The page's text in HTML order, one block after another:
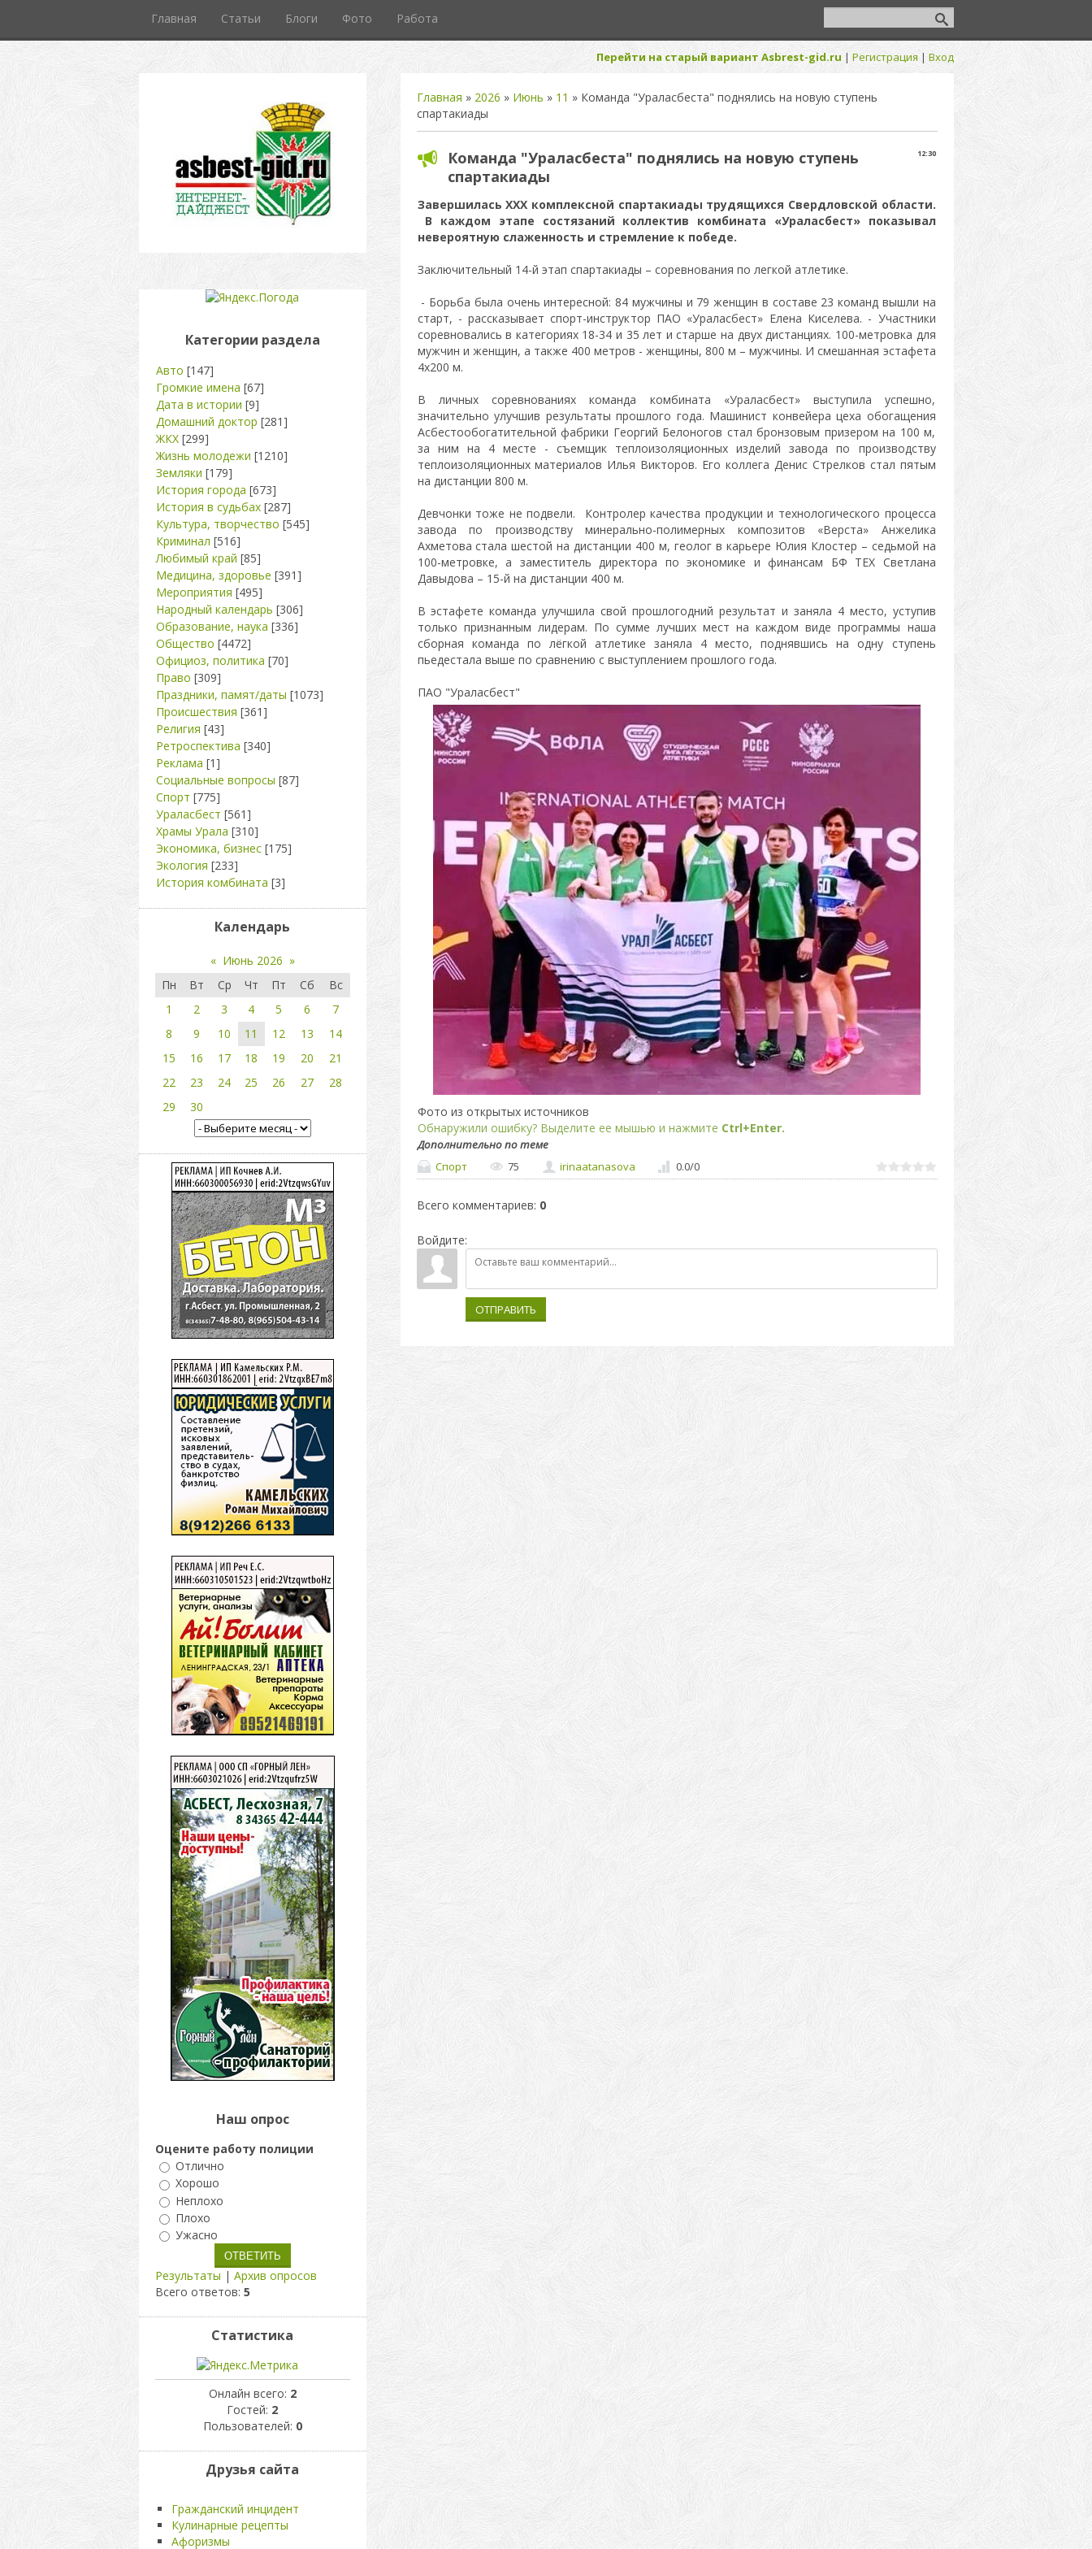
Главная Статьи Блоги Фото Работа
Перейти на старый вариант Asbrest-gid.ru | Регистрация | Вход
Главная » 2026 » Июнь » 11 » Команда "Ураласбеста" поднялись на новую ступень
спартакиады
12:30
Команда "Ураласбеста" поднялись на новую ступень
спартакиады
Завершилась ХХХ комплексной спартакиады трудящихся Свердловской области.
В каждом этапе состязаний коллектив комбината «Ураласбест» показывал
невероятную слаженность и стремление к победе.
Заключительный 14-й этап спартакиады – соревнования по легкой атлетике.
- Борьба была очень интересной: 84 мужчины и 79 женщин в составе 23 команд вышли на
старт, - рассказывает спорт-инструктор ПАО «Ураласбест» Елена Киселева. - Участники
соревновались в категориях 18-34 и 35 лет и старше на двух дистанциях. 100-метровка для
мужчин и женщин, а также 400 метров - женщины, 800 м – мужчины. И смешанная эстафета
4х200 м.
В личных соревнованиях команда комбината «Ураласбест» выступила успешно,
значительно улучшив результаты прошлого года. Машинист конвейера цеха обогащения
Асбестообогатительной фабрики Георгий Белоногов стал бронзовым призером на 100 м,
за ним на 4 месте - съемщик теплоизоляционных изделий завода по производству
теплоизоляционных материалов Илья Викторов. Его коллега Денис Стрелков стал пятым
на дистанции 800 м.
Девчонки тоже не подвели. Контролер качества продукции и технологического процесса
завода по производству минерально-полимерных композитов «Верста» Анжелика
Ахметова стала шестой на дистанции 400 м, геолог в карьере Юлия Клостер – седьмой на
100-метровке, а заместитель директора по экономике и финансам БФ ТЕХ Светлана
Давыдова – 15-й на дистанции 400 м.
В эстафете команда улучшила свой прошлогодний результат и заняла 4 место, уступив
только признанным лидерам. По сумме лучших мест на каждом виде программы наша
сборная команда по лёгкой атлетике заняла 4 место, поднявшись на одну ступень
пьедестала выше по сравнению с выступлением прошлого года.
ПАО "Ураласбест"
Фото из открытых источников
Обнаружили ошибку? Выделите ее мышью и нажмите Ctrl+Enter.
Дополнительно по теме
Спорт
75 irinaatanasova 0.0/0
Всего комментариев: 0
Войдите:
ОТПРАВИТЬ
Категории раздела
Авто [147]
Громкие имена [67]
Дата в истории [9]
Домашний доктор [281]
ЖКХ [299]
Жизнь молодежи [1210]
Земляки [179]
История города [673]
История в судьбах [287]
Культура, творчество [545]
Криминал [516]
Любимый край [85]
Медицина, здоровье [391]
Мероприятия [495]
Народный календарь [306]
Образование, наука [336]
Общество [4472]
Официоз, политика [70]
Право [309]
Праздники, памят/даты [1073]
Происшествия [361]
Религия [43]
Ретроспектива [340]
Реклама [1]
Социальные вопросы [87]
Спорт [775]
Ураласбест [561]
Храмы Урала [310]
Экономика, бизнес [175]
Экология [233]
История комбината [3]
Календарь
« Июнь 2026 »
Пн
Вт Ср Чт Пт Сб
Вс
1
2 3 4 5 6
7
8
9 10 11 12 13
14
15
16 17 18 19 20
21
22
23 24 25 26 27
28
29
30
Наш опрос
Оцените работу полиции
Отлично
Хорошо
Неплохо
Плохо
Ужасно
Результаты | Архив опросов
Всего ответов: 5
Статистика
Онлайн всего: 2
Гостей: 2
Пользователей: 0
Друзья сайта
Гражданский инцидент
Кулинарные рецепты
Афоризмы